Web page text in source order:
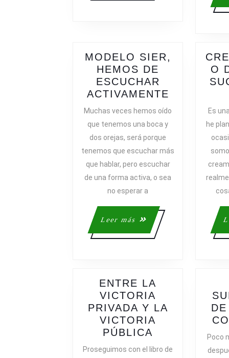
MODELO SIER,
HEMOS DE
ESCUCHAR
ACTIVAMENTE
Muchas veces hemos oído
que tenemos una boca y
dos orejas, será porque
tenemos que escuchar más
que hablar, pero escuchar
de una forma activa, o sea
no esperar a
Leer más
Leer
más
O
Es
he
ENTRE LA
VICTORIA
PRIVADA Y LA
VICTORIA
PÚBLICA
LA
Proseguimos con el libro de
Poco